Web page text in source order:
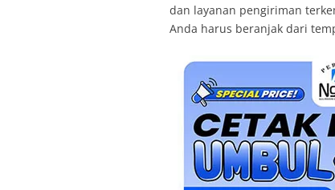
dan layanan pengiriman
Anda harus beranjak dari